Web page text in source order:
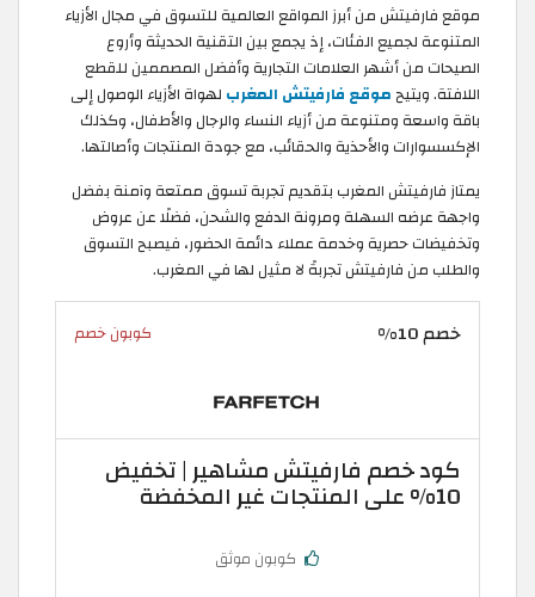
موقع فارفيتش من أبرز المواقع العالمية للتسوق في مجال الأزياء
المتنوعة لجميع الفئات، إذ يجمع بين التقنية الحديثة وأروع
الصيحات من أشهر العلامات التجارية وأفضل المصممين للقطع
اللافتة. ويتيح موقع فارفيتش المغرب لهواة الأزياء الوصول إلى
باقة واسعة ومتنوعة من أزياء النساء والرجال والأطفال، وكذلك
الإكسسوارات والأحذية والحقائب، مع جودة المنتجات وأصالتها.
يمتاز فارفيتش المغرب بتقديم تجربة تسوق ممتعة وآمنة بفضل
واجهة عرضه السهلة ومرونة الدفع والشحن، فضلًا عن عروض
وتخفيضات حصرية وخدمة عملاء دائمة الحضور، فيصبح التسوق
والطلب من فارفيتش تجربةً لا مثيل لها في المغرب.
خصم 10% كوبون خصم
كود خصم فارفيتش مشاهير | تخفيض
10% على المنتجات غير المخفضة
كوبون موثق